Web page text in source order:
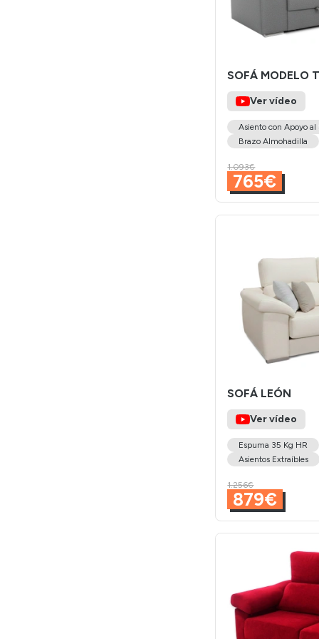
SOFÁ MODELO
Ver vídeo
Asiento con Apoyo al
Brazo Almohadilla
1.093€
765€
SOFÁ LEÓN
Ver vídeo
Espuma 35 Kg HR
Asientos Extraíbles
1.256€
879€